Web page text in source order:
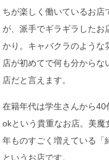
ちが楽しく働いているお店
が、派手でギラギラしたお
かり。キャバクラのような
店が初めてで何も分から
店だと言えます。
在籍年代は学生さんから
okという貴重なお店。美
年ものすごく増えている「
というお店です。